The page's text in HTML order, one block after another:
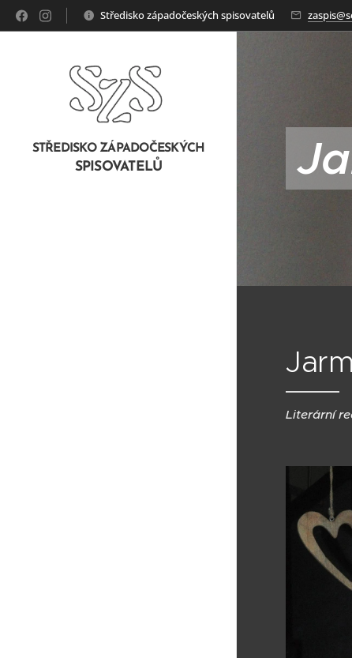
Středisko západočeských spisovatelů
STŘEDISKO ZÁPADOČESKÝCH
SPISOVATELŮ
Literární